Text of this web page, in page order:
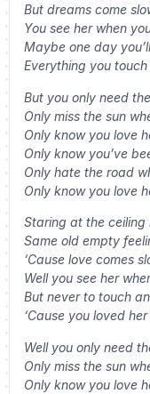
But dreams come
You see her when
Maybe one day
Everything you
But you only need
Only miss the sun
Only know you love
Only know you’ve
Only hate the road
Only know you love
Staring at the ceiling
Same old empty
‘Cause love comes
Well you see her
But never to touch
‘Cause you loved
Well you only need
Only miss the sun
Only know you love